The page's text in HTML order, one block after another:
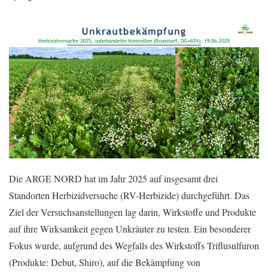
Die ARGE NORD hat im Jahr 2025 auf insgesamt drei
Standorten Herbizidversuche (RV-Herbizide) durchgeführt. Das
Ziel der Versuchsanstellungen lag darin, Wirkstoffe und Produkte
auf ihre Wirksamkeit gegen Unkräuter zu testen. Ein besonderer
Fokus wurde, aufgrund des Wegfalls des Wirkstoffs Triflusulfuron
(Produkte: Debut, Shiro), auf die Bekämpfung von